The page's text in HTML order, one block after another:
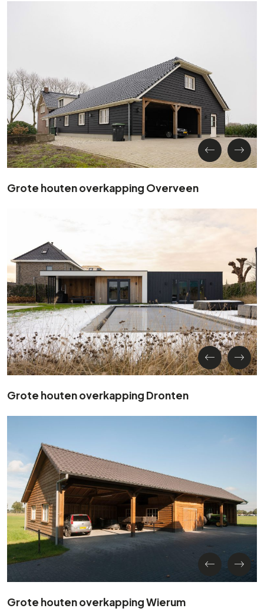
Grote houten overkapping Overveen
Grote houten overkapping Dronten
Grote houten overkapping Wierum